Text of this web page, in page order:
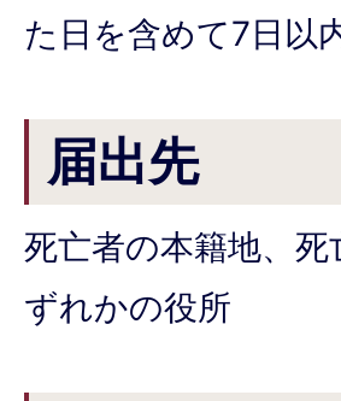
た日を含めて7日以
届出先
死亡者の本籍地、
ずれかの役所